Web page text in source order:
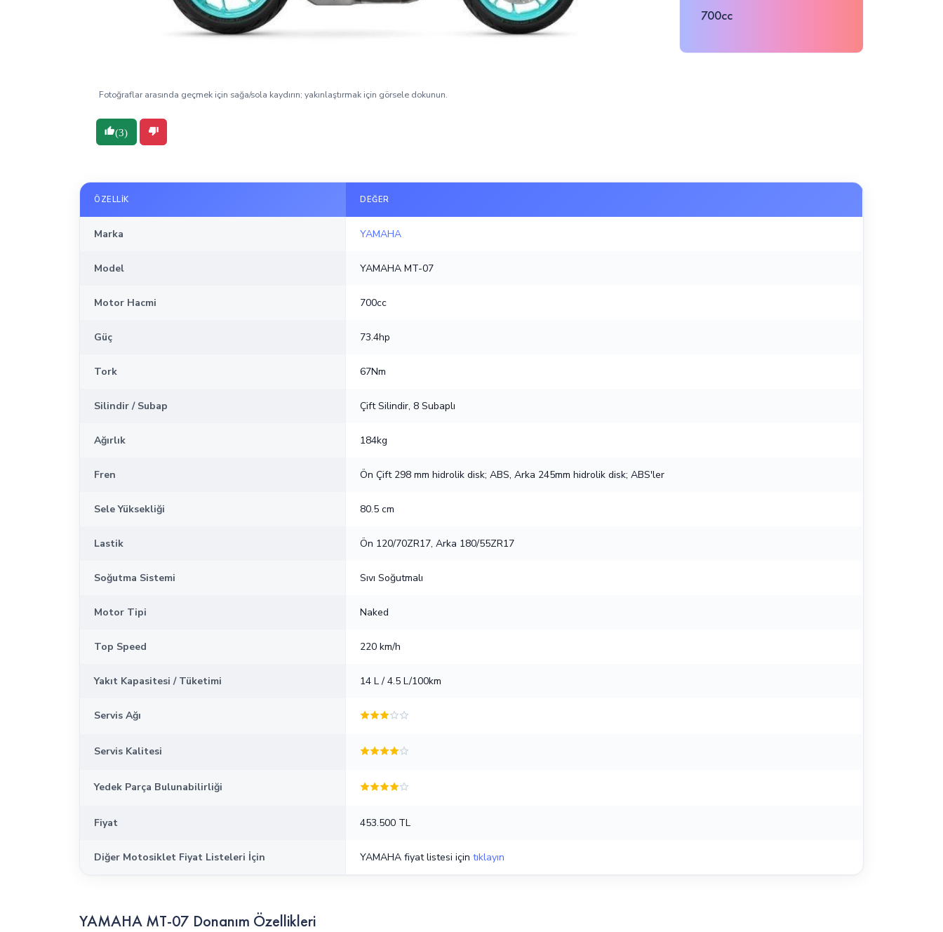
Fotoğraflar arasında geçmek için sağa/sola kaydırın; yakınlaştırmak için görsele dokunun.
(3)
700cc
ÖZELLIK DEĞER
Marka YAMAHA
Model YAMAHA MT-07
Motor Hacmi 700cc
Güç 73.4hp
Tork 67Nm
Silindir / Subap Çift Silindir, 8 Subaplı
Ağırlık 184kg
Fren Ön Çift 298 mm hidrolik disk; ABS, Arka 245mm hidrolik disk; ABS'ler
Sele Yüksekliği 80.5 cm
Lastik Ön 120/70ZR17, Arka 180/55ZR17
Soğutma Sistemi Sıvı Soğutmalı
Motor Tipi Naked
Top Speed 220 km/h
Yakıt Kapasitesi / Tüketimi 14 L / 4.5 L/100km
Servis Ağı
Servis Kalitesi
Yedek Parça Bulunabilirliği
Fiyat 453.500 TL
Diğer Motosiklet Fiyat Listeleri İçin YAMAHA fiyat listesi içintıklayın
YAMAHA MT-07 Donanım Özellikleri